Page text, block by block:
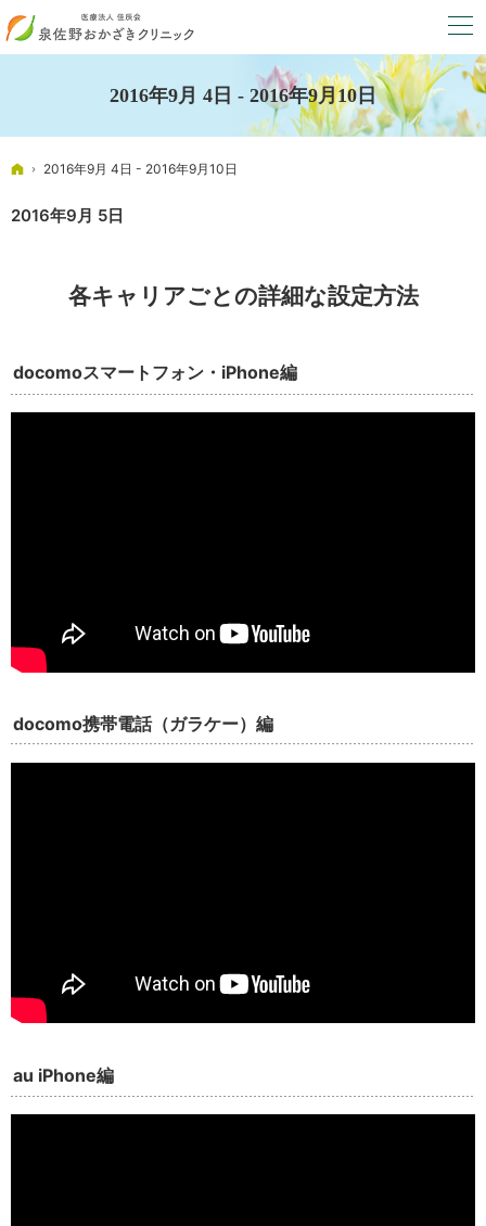
2016年9月 4日 - 2016年9月10日
ホーム
2016年9月 4日 - 2016年9月10日
2016年9月 5日
各キャリアごとの詳細な設定方法
docomoスマートフォン・iPhone編
docomo携帯電話（ガラケー）編
au iPhone編